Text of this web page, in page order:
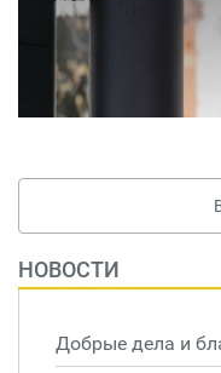
НОВОСТИ
Добрые дела и